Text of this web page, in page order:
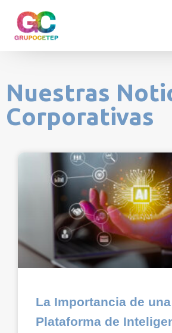
Nuestras
Corporativas
La Importancia de una
Plataforma de